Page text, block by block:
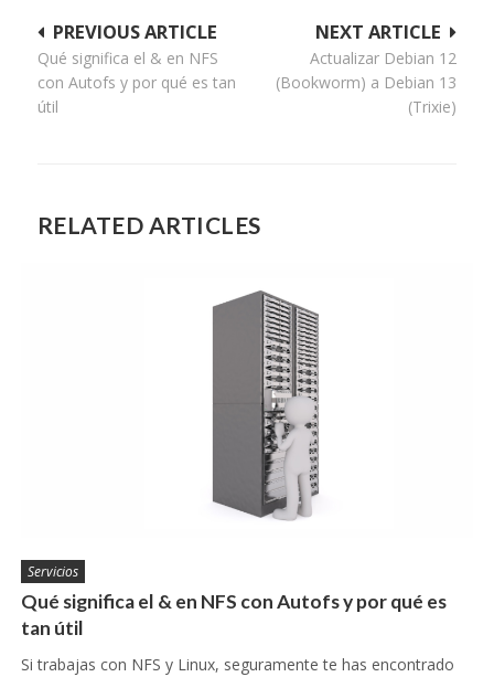
Navegación
de
entradas
NEXT ARTICLE
Actualizar Debian 12
(Bookworm) a Debian 13
(Trixie)
PREVIOUS ARTICLE
Qué significa el & en NFS
con Autofs y por qué es tan
útil
RELATED ARTICLES
Servicios
Qué significa el & en NFS con Autofs y por qué es
tan útil
Si trabajas con NFS y Linux, seguramente te has encontrado